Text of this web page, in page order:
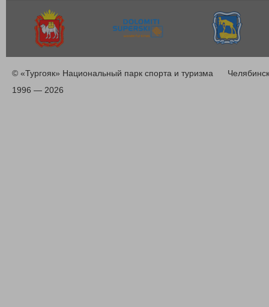
© «Тургояк» Национальный парк спорта и туризма
1996 — 2026